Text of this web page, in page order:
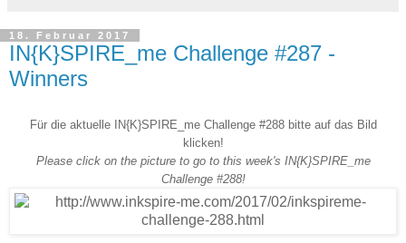
18. Februar 2017
IN{K}SPIRE_me Challenge #287 -
Winners
Für die aktuelle IN{K}SPIRE_me Challenge #288 bitte auf das Bild
klicken!
Please click on the picture to go to this week's IN{K}SPIRE_me
Challenge #288!